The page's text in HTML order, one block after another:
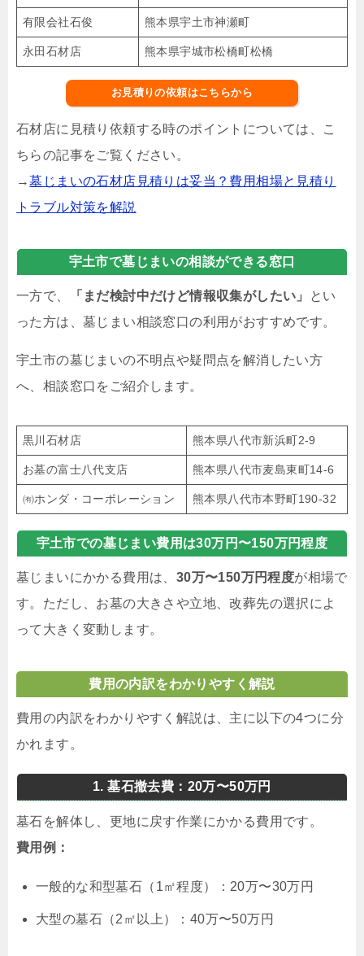
有限会社石俊 熊本県宇土市神瀬町
永田石材店 熊本県宇城市松橋町松橋
お見積りの依頼はこちらから
石材店に見積り依頼する時のポイントについては、こ
ちらの記事をご覧ください。
→墓じまいの石材店見積りは妥当？費用相場と見積り
トラブル対策を解説
宇土市で墓じまいの相談ができる窓口
一方で、 「まだ検討中だけど情報収集がしたい」
とい
った方は、墓じまい相談窓口の利用がおすすめです。
宇土市の墓じまいの不明点や疑問点を解消したい方
へ、相談窓口をご紹介します。
黒川石材店 熊本県八代市新浜町2-9
お墓の富士八代支店 熊本県八代市麦島東町14-6
㈲ホンダ・コーポレーション 熊本県八代市本野町190-32
宇土市での墓じまい費用は30万円〜150万円程度
墓じまいにかかる費用は、 30万〜150万円程度が相場で
す。ただし、お墓の大きさや立地、改葬先の選択によ
って大きく変動します。
費用の内訳をわかりやすく解説
費用の内訳をわかりやすく解説は、主に以下の4つに分
かれます。
1. 墓石撤去費：20万〜50万円
墓石を解体し、更地に戻す作業にかかる費用です。
費用例：
一般的な和型墓石（1㎡程度）：20万〜30万円
大型の墓石（2㎡以上）：40万〜50万円